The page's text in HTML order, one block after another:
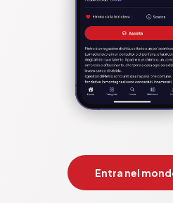
Entra nel